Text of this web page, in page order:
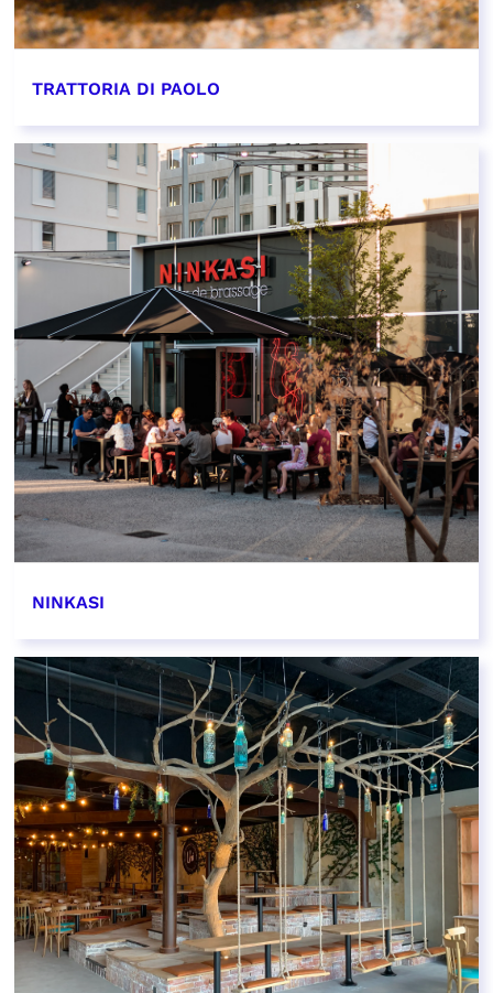
TRATTORIA DI PAOLO
EN SAVOIR PLUS
NINKASI
EN SAVOIR PLUS